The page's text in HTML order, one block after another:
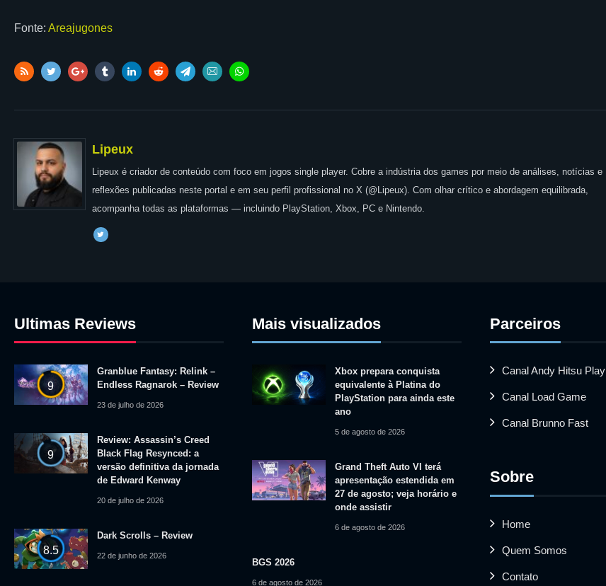
Fonte: Areajugones
Lipeux
Lipeux é criador de conteúdo com foco em jogos single player. Cobre a indústria dos games por meio de análises, notícias e
reflexões publicadas neste portal e em seu perfil profissional no X (@Lipeux). Com olhar crítico e abordagem equilibrada,
acompanha todas as plataformas — incluindo PlayStation, Xbox, PC e Nintendo.
Ultimas Reviews
9
Granblue Fantasy: Relink –
Endless Ragnarok – Review
23 de julho de 2026
9
Review: Assassin’s Creed
Black Flag Resynced: a
versão definitiva da jornada
de Edward Kenway
20 de julho de 2026
8.5
Dark Scrolls – Review
22 de junho de 2026
Mais visualizados
Xbox prepara conquista
equivalente à Platina do
PlayStation para ainda este
ano
5 de agosto de 2026
Grand Theft Auto VI terá
apresentação estendida em
27 de agosto; veja horário e
onde assistir
6 de agosto de 2026
BGS 2026
6 de agosto de 2026
Parceiros
Canal Andy Hitsu Play
Canal Load Game
Canal Brunno Fast
Sobre
Home
Quem Somos
Contato